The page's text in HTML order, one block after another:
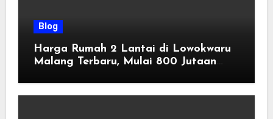
Blog
Harga Rumah 2 Lantai di Lowokwaru
Malang Terbaru, Mulai 800 Jutaan